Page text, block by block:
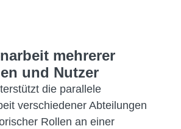
mehrerer
und Nutzer
die parallele
verschiedener Abteilungen
Rollen an einer